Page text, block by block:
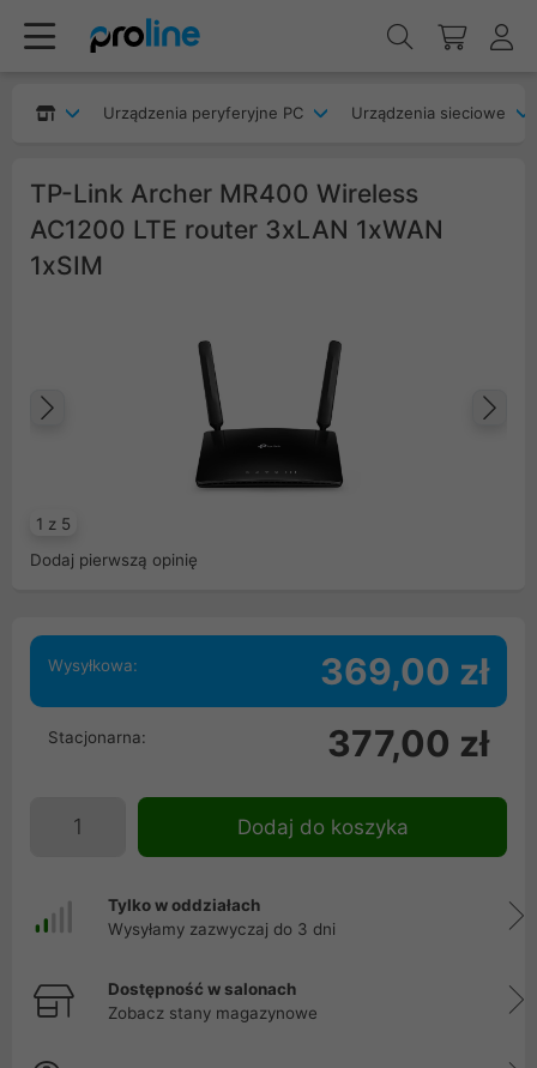
Urządzenia peryferyjne PC Urządzenia sieciowe
TP-Link Archer MR400 Wireless
AC1200 LTE router 3xLAN 1xWAN
1xSIM
1 z 5
Poprzedni
Dodaj pierwszą opinię
Wysyłkowa: 369,00 zł
Stacjonarna: 377,00 zł
Dodaj do koszyka
Tylko w oddziałach
Wysyłamy zazwyczaj do 3 dni
Dostępność w salonach
Zobacz stany magazynowe